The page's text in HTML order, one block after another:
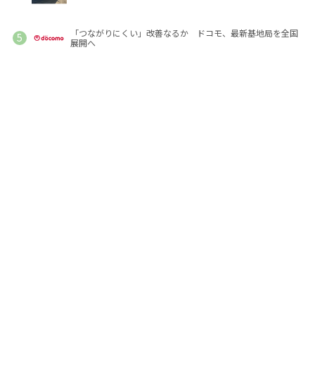
「つながりにくい」改善なるか ドコモ、最新基地局を全国
展開へ